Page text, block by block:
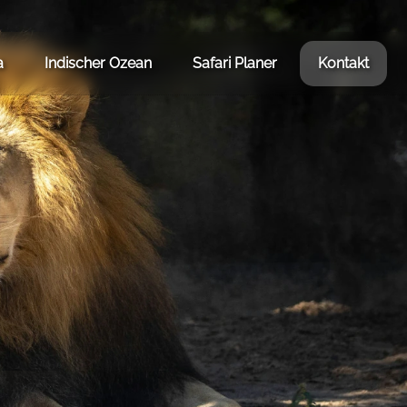
Indischer Ozean Safari Planer Kontakt